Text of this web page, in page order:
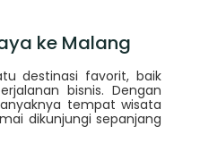
ke Malang
destinasi favorit, baik
bisnis. Dengan
tempat wisata
dikunjungi sepanjang